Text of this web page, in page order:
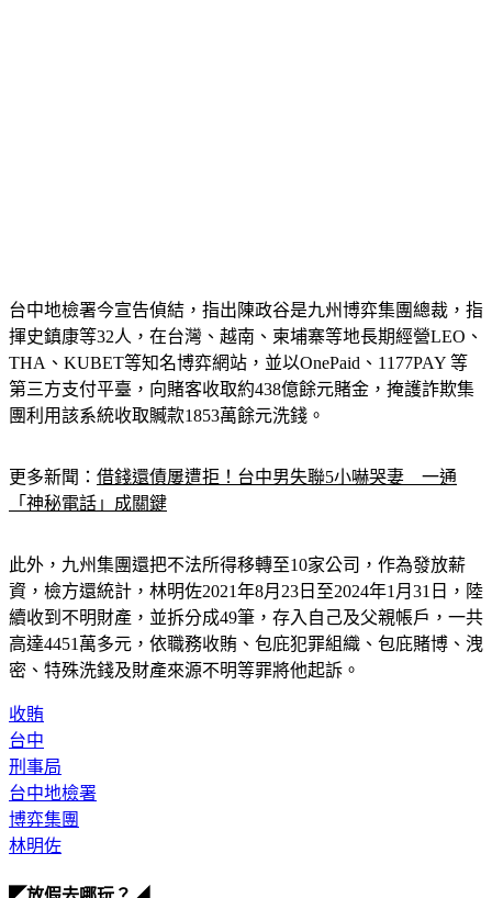
台中地檢署今宣告偵結，指出陳政谷是九州博弈集團總裁，指
揮史鎮康等32人，在台灣、越南、柬埔寨等地長期經營LEO、
THA、KUBET等知名博弈網站，並以OnePaid、1177PAY 等
第三方支付平臺，向賭客收取約438億餘元賭金，掩護詐欺集
團利用該系統收取贓款1853萬餘元洗錢。
更多新聞： 借錢還債屢遭拒！台中男失聯5小嚇哭妻　一通
「神秘電話」成關鍵
此外，九州集團還把不法所得移轉至10家公司，作為發放薪
資，檢方還統計，林明佐2021年8月23日至2024年1月31日，陸
續收到不明財產，並拆分成49筆，存入自己及父親帳戶，一共
高達4451萬多元，依職務收賄、包庇犯罪組織、包庇賭博、洩
密、特殊洗錢及財產來源不明等罪將他起訴。
收賄
台中
刑事局
台中地檢署
博弈集團
林明佐